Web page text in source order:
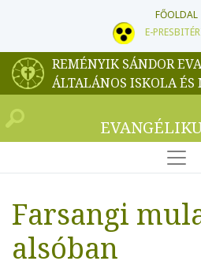
FŐOLDAL
E-
REMÉNYIK SÁNDOR
ÁLTALÁNOS ISKOLA
Farsangi
alsóban